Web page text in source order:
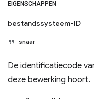
EIGENSCHAPPEN
bestandssysteem-ID
snaar
De identificatiecode
deze bewerking hoort.